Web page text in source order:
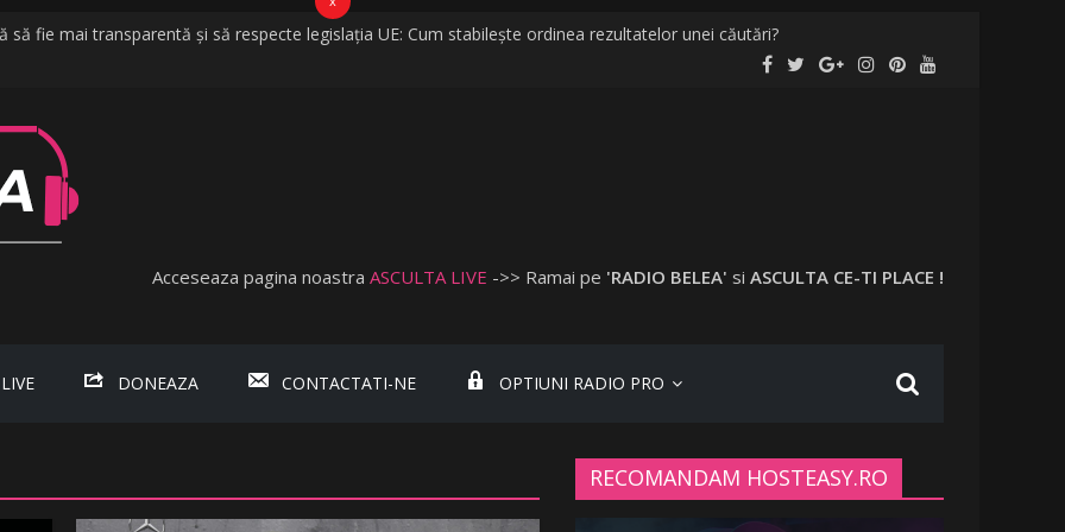
să fie mai transparentă și să respecte legislația UE: Cum stabilește ordinea rezultatelor unei căutări?
fosta soție a lui Tzancă Uraganu, la scurt timp după ce acesta a plecat în vacanță cu o altă femeie
Acceseaza pagina noastra ASCULTA LIVE ->> Ramai pe 'RADIO BELEA' si ASCULTA CE-TI PLACE !
DONEAZA CONTACTATI-NE OPTIUNI RADIO PRO
RECOMANDAM HOSTEASY.RO